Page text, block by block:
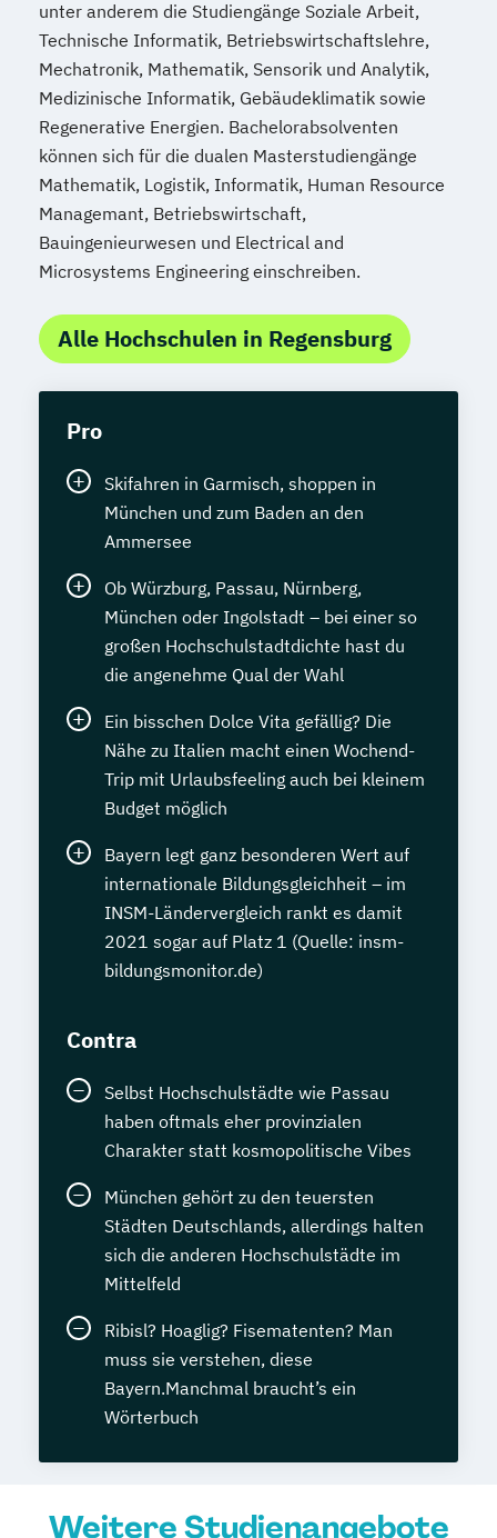
unter anderem die Studiengänge Soziale Arbeit,
Technische Informatik, Betriebswirtschaftslehre,
Mechatronik, Mathematik, Sensorik und Analytik,
Medizinische Informatik, Gebäudeklimatik sowie
Regenerative Energien. Bachelorabsolventen
können sich für die dualen Masterstudiengänge
Mathematik, Logistik, Informatik, Human Resource
Managemant, Betriebswirtschaft,
Bauingenieurwesen und Electrical and
Microsystems Engineering einschreiben.
Alle Hochschulen in Regensburg
Pro
Skifahren in Garmisch, shoppen in
München und zum Baden an den
Ammersee
Ob Würzburg, Passau, Nürnberg,
München oder Ingolstadt – bei einer so
großen Hochschulstadtdichte hast du
die angenehme Qual der Wahl
Ein bisschen Dolce Vita gefällig? Die
Nähe zu Italien macht einen Wochend-
Trip mit Urlaubsfeeling auch bei kleinem
Budget möglich
Bayern legt ganz besonderen Wert auf
internationale Bildungsgleichheit – im
INSM-Ländervergleich rankt es damit
2021 sogar auf Platz 1 (Quelle: insm-
bildungsmonitor.de)
Contra
Selbst Hochschulstädte wie Passau
haben oftmals eher provinzialen
Charakter statt kosmopolitische Vibes
München gehört zu den teuersten
Städten Deutschlands, allerdings halten
sich die anderen Hochschulstädte im
Mittelfeld
Ribisl? Hoaglig? Fisematenten? Man
muss sie verstehen, diese
Bayern.Manchmal braucht’s ein
Wörterbuch
Weitere Studienangebote